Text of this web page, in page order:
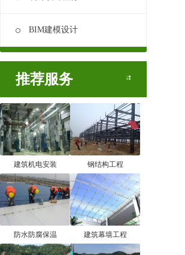
BIM建模设计
推荐服务
建筑机电安装 钢结构工程
防水防腐保温 建筑幕墙工程